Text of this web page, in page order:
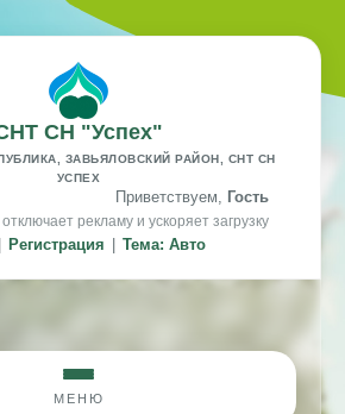
СН "Успех"
ЗАВЬЯЛОВСКИЙ РАЙОН, СНТ СН
УСПЕХ
Приветствуем, Гость
рекламу и ускоряет загрузку
Регистрация Тема: Авто
МЕНЮ